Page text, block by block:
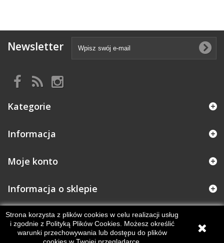
Newsletter
Kategorie
Informacja
Moje konto
Informacja o sklepie
Strona korzysta z plików cookies w celu realizacji usług
i zgodnie z Polityką Plików Cookies. Możesz określić
warunki przechowywania lub dostępu do plików